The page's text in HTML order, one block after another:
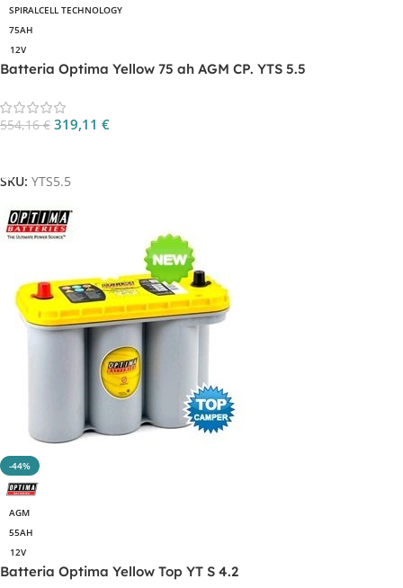
SPIRALCELL TECHNOLOGY
75AH
12V
Batteria Optima Yellow 75 ah AGM CP. YTS 5.5
554,16€ 319,11 €
SKU: YTS5.5
-44%
AGM
55AH
12V
Batteria Optima Yellow Top YT S 4.2